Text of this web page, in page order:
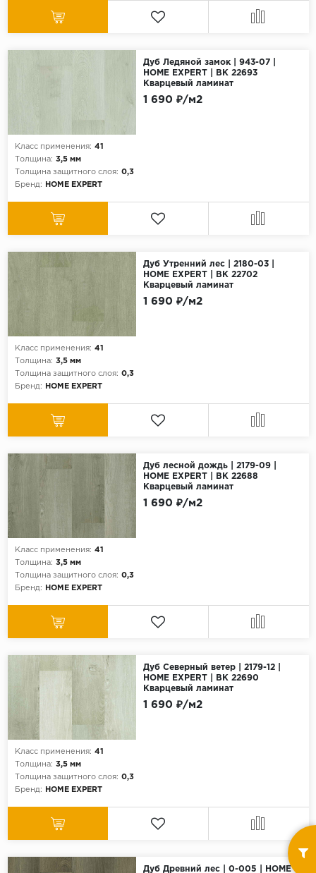
Дуб Ледяной замок | 943-07 |
HOME EXPERT | ВК 22693
Кварцевый ламинат
Класс применения: 41
Толщина: 3,5 мм
Толщина защитного слоя: 0,3
Бренд:
HOME EXPERT
1 690 ₽/м2
Дуб Утренний лес | 2180-03 |
HOME EXPERT | ВК 22702
Кварцевый ламинат
Класс применения: 41
Толщина: 3,5 мм
Толщина защитного слоя: 0,3
Бренд:
HOME EXPERT
1 690 ₽/м2
Дуб лесной дождь | 2179-09 |
HOME EXPERT | ВК 22688
Кварцевый ламинат
Класс применения: 41
Толщина: 3,5 мм
Толщина защитного слоя: 0,3
Бренд:
HOME EXPERT
1 690 ₽/м2
Дуб Северный ветер | 2179-12 |
HOME EXPERT | ВК 22690
Кварцевый ламинат
Класс применения: 41
Толщина: 3,5 мм
Толщина защитного слоя: 0,3
Бренд:
HOME EXPERT
1 690 ₽/м2
Дуб Древний лес | 0-005 | HOME